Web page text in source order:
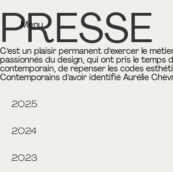
Menu
PRESSE
C’est un plaisir permanent d’exercer le
passionnés du design, qui ont pris le temps
contemporain, de repenser les codes
Contemporains d’avoir identifié Aurélie
2025
2024
2023